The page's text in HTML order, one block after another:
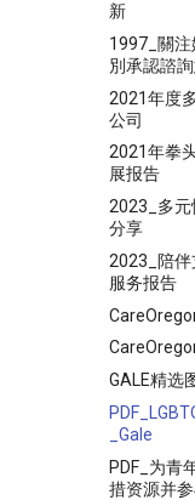
新
1997_關
別承認諮
2021年度
公司
2021年拳
展报告
2023_多
分享
2023_陪
服务报告
GALE精选
_Gale
PDF_为青
措资源并